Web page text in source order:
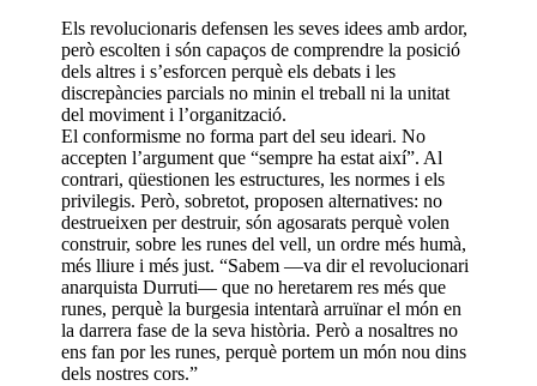
Els revolucionaris defensen les seves idees amb ardor,
però escolten i són capaços de comprendre la posició
dels altres i s’esforcen perquè els debats i les
discrepàncies parcials no minin el treball ni la unitat
del moviment i l’organització.
El conformisme no forma part del seu ideari. No
accepten l’argument que “sempre ha estat així”. Al
contrari, qüestionen les estructures, les normes i els
privilegis. Però, sobretot, proposen alternatives: no
destrueixen per destruir, són agosarats perquè volen
construir, sobre les runes del vell, un ordre més humà,
més lliure i més just. “Sabem —va dir el revolucionari
anarquista Durruti— que no heretarem res més que
runes, perquè la burgesia intentarà arruïnar el món en
la darrera fase de la seva història. Però a nosaltres no
ens fan por les runes, perquè portem un món nou dins
dels nostres cors.”